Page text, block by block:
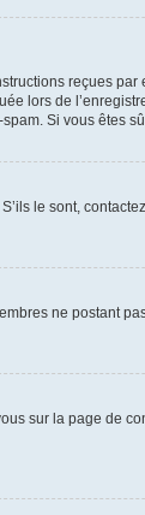
reçues
lors de
Si vous êtes
le sont,
ne postant
sur la page de